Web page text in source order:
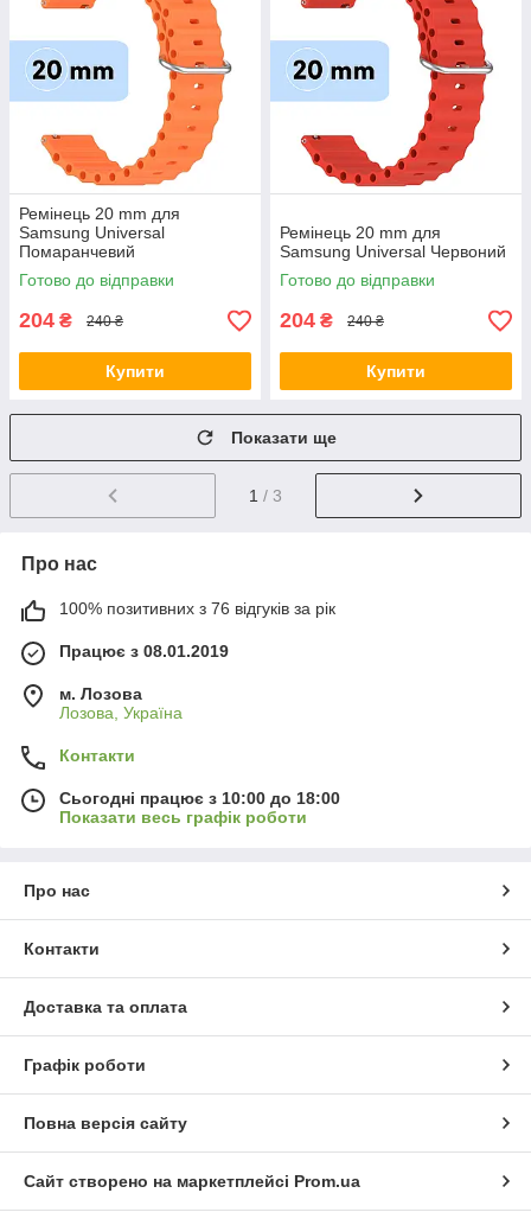
Ремінець 20 mm для
Samsung Universal
Помаранчевий
Готово до відправки
204 ₴ 240 ₴
Купити
Ремінець 20 mm для
Samsung Universal Червоний
Готово до відправки
204 ₴ 240 ₴
Купити
Показати ще
1 / 3
Про нас
100% позитивних з 76 відгуків за рік
Працює з 08.01.2019
м. Лозова
Лозова, Україна
Контакти
Сьогодні працює з 10:00 до 18:00
Показати весь графік роботи
Про нас
Контакти
Доставка та оплата
Графік роботи
Повна версія сайту
Сайт створено на маркетплейсі Prom.ua